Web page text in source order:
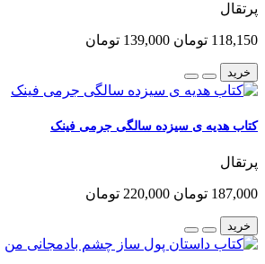
پرتقال
118,150 تومان 139,000 تومان
خرید
کتاب هدیه ی سیزده سالگی جرمی فینک
پرتقال
187,000 تومان 220,000 تومان
خرید